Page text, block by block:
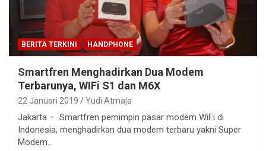
BERITA TERKINI HANDPHONE
Smartfren Menghadirkan Dua Modem
Terbarunya, WIFi S1 dan M6X
22 Januari 2019 Yudi Atmaja
Jakarta – Smartfren pemimpin pasar modem WiFi di
Indonesia, menghadirkan dua modem terbaru yakni Super
Modem…